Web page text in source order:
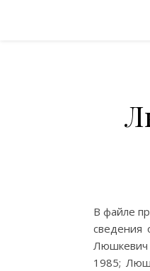
В файле
сведения
Люшкевич
1985;